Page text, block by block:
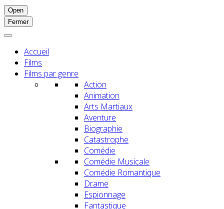
Open
Fermer
Accueil
Films
Films par genre
Action
Animation
Arts Martiaux
Aventure
Biographie
Catastrophe
Comédie
Comédie Musicale
Comédie Romantique
Drame
Espionnage
Fantastique